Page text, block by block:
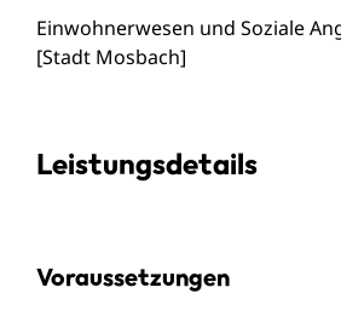
Einwohnerwesen und Soziale
[Stadt Mosbach]
Leistungsdetails
Voraussetzungen